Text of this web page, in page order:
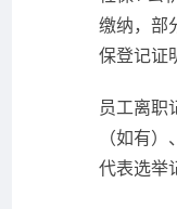
缴纳，部
保登记证
员工离职
（如有
代表选举